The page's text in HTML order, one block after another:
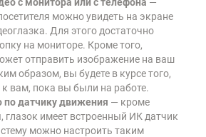
можно увидеть на экране
Для этого достаточно
на мониторе. Кроме того,
отправить изображение на ваш
образом, вы будете в курсе того,
к вам, пока вы были на работе.
по датчику движения — кроме
глазок имеет встроенный ИК датчик
можно настроить таким